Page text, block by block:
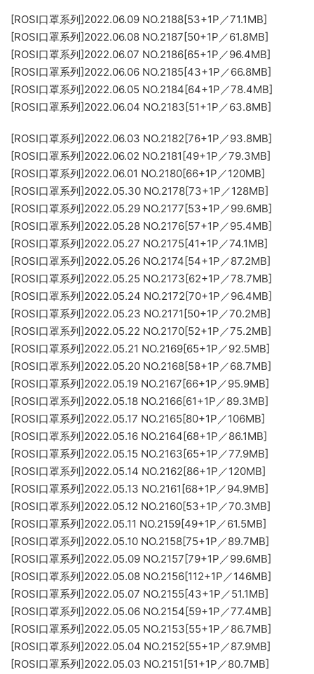
[ROSI口罩系列]2022.06.09 NO.2188[53+1P／71.1MB]
[ROSI口罩系列]2022.06.08 NO.2187[50+1P／61.8MB]
[ROSI口罩系列]2022.06.07 NO.2186[65+1P／96.4MB]
[ROSI口罩系列]2022.06.06 NO.2185[43+1P／66.8MB]
[ROSI口罩系列]2022.06.05 NO.2184[64+1P／78.4MB]
[ROSI口罩系列]2022.06.04 NO.2183[51+1P／63.8MB]
[ROSI口罩系列]2022.06.03 NO.2182[76+1P／93.8MB]
[ROSI口罩系列]2022.06.02 NO.2181[49+1P／79.3MB]
[ROSI口罩系列]2022.06.01 NO.2180[66+1P／120MB]
[ROSI口罩系列]2022.05.30 NO.2178[73+1P／128MB]
[ROSI口罩系列]2022.05.29 NO.2177[53+1P／99.6MB]
[ROSI口罩系列]2022.05.28 NO.2176[57+1P／95.4MB]
[ROSI口罩系列]2022.05.27 NO.2175[41+1P／74.1MB]
[ROSI口罩系列]2022.05.26 NO.2174[54+1P／87.2MB]
[ROSI口罩系列]2022.05.25 NO.2173[62+1P／78.7MB]
[ROSI口罩系列]2022.05.24 NO.2172[70+1P／96.4MB]
[ROSI口罩系列]2022.05.23 NO.2171[50+1P／70.2MB]
[ROSI口罩系列]2022.05.22 NO.2170[52+1P／75.2MB]
[ROSI口罩系列]2022.05.21 NO.2169[65+1P／92.5MB]
[ROSI口罩系列]2022.05.20 NO.2168[58+1P／68.7MB]
[ROSI口罩系列]2022.05.19 NO.2167[66+1P／95.9MB]
[ROSI口罩系列]2022.05.18 NO.2166[61+1P／89.3MB]
[ROSI口罩系列]2022.05.17 NO.2165[80+1P／106MB]
[ROSI口罩系列]2022.05.16 NO.2164[68+1P／86.1MB]
[ROSI口罩系列]2022.05.15 NO.2163[65+1P／77.9MB]
[ROSI口罩系列]2022.05.14 NO.2162[86+1P／120MB]
[ROSI口罩系列]2022.05.13 NO.2161[68+1P／94.9MB]
[ROSI口罩系列]2022.05.12 NO.2160[53+1P／70.3MB]
[ROSI口罩系列]2022.05.11 NO.2159[49+1P／61.5MB]
[ROSI口罩系列]2022.05.10 NO.2158[75+1P／89.7MB]
[ROSI口罩系列]2022.05.09 NO.2157[79+1P／99.6MB]
[ROSI口罩系列]2022.05.08 NO.2156[112+1P／146MB]
[ROSI口罩系列]2022.05.07 NO.2155[43+1P／51.1MB]
[ROSI口罩系列]2022.05.06 NO.2154[59+1P／77.4MB]
[ROSI口罩系列]2022.05.05 NO.2153[55+1P／86.7MB]
[ROSI口罩系列]2022.05.04 NO.2152[55+1P／87.9MB]
[ROSI口罩系列]2022.05.03 NO.2151[51+1P／80.7MB]